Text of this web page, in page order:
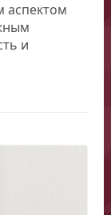
аспектом
и